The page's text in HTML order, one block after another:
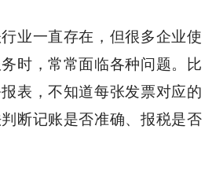
业一直存在，但很多企业使
时，常常面临各种问题。比
表，不知道每张发票对应的
断记账是否准确、报税是否